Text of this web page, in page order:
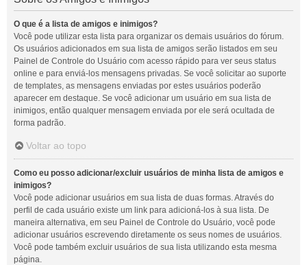
O que é a lista de amigos e inimigos?
Você pode utilizar esta lista para organizar os demais usuários do fórum.
Os usuários adicionados em sua lista de amigos serão listados em seu
Painel de Controle do Usuário com acesso rápido para ver seus status
online e para enviá-los mensagens privadas. Se você solicitar ao suporte
de templates, as mensagens enviadas por estes usuários poderão
aparecer em destaque. Se você adicionar um usuário em sua lista de
inimigos, então qualquer mensagem enviada por ele será ocultada de
forma padrão.
Voltar ao topo
Como eu posso adicionar/excluir usuários de minha lista de amigos e
inimigos?
Você pode adicionar usuários em sua lista de duas formas. Através do
perfil de cada usuário existe um link para adicioná-los à sua lista. De
maneira alternativa, em seu Painel de Controle do Usuário, você pode
adicionar usuários escrevendo diretamente os seus nomes de usuários.
Você pode também excluir usuários de sua lista utilizando esta mesma
página.